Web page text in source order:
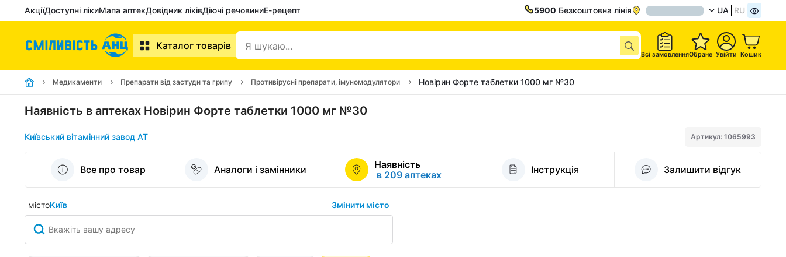
АкціїДоступні лікиМапа аптекДовідник ліківДіючі речовиниЕ-рецепт 5900 Безкоштовна лінія UA RU
Каталог товарів
Всі замовленняОбране Увійти Кошик
Медикаменти Препарати від застуди та грипу Противірусні препарати, імуномодулятори Новірин Форте таблетки 1000 мг №30
Наявність в аптеках Новірин Форте таблетки 1000 мг №30
Київський вітамінний завод АТ Артикул: 1065993
Все про товар Аналоги і замінники
Наявність
в 209 аптеках
Інструкція Залишити відгук
містоКиїв Змінити місто